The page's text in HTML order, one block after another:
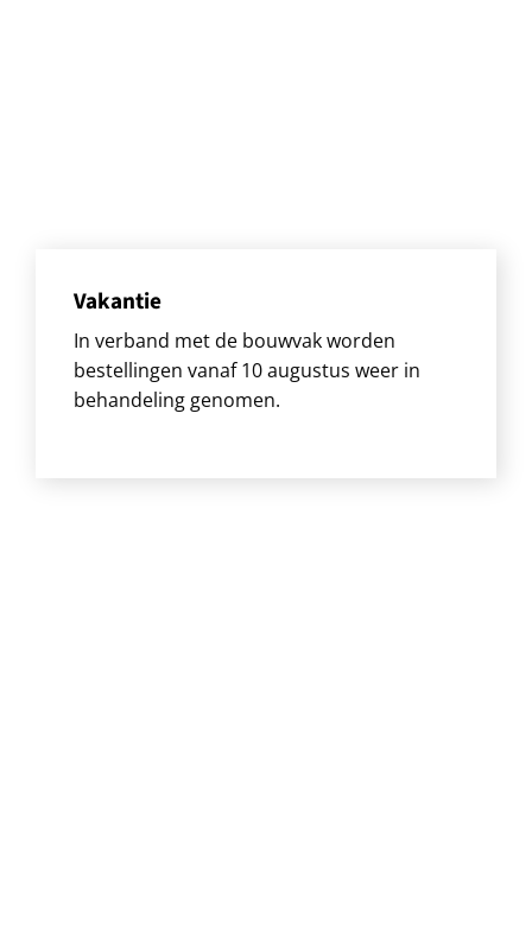
Vakantie
In verband met de bouwvak worden
bestellingen vanaf 10 augustus weer in
behandeling genomen.